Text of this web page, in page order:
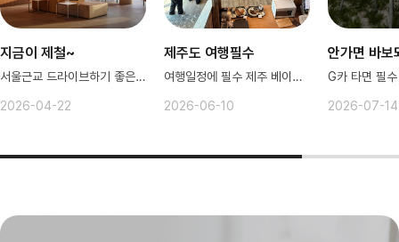
지금이 제철~
서울근교 드라이브하기 좋은 카페 엄선
2026-04-22
제주도 여행필수
여행일정에 필수 제주 베이커리 카페
2026-06-10
안가면 바보
2026-07-14